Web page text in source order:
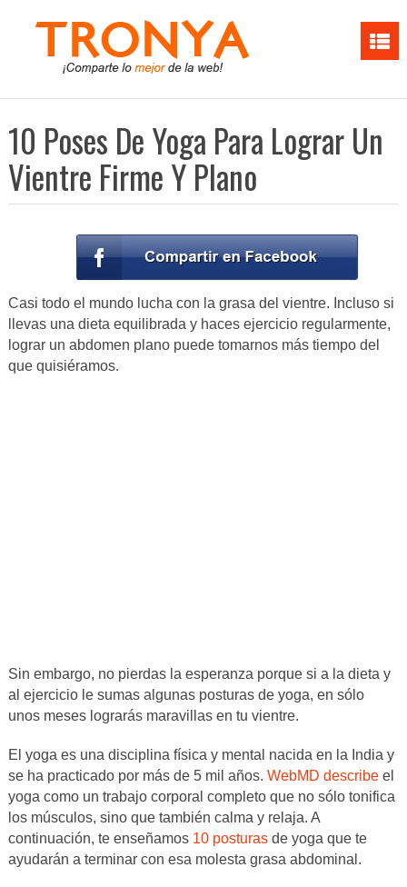
10 Poses De Yoga Para Lograr Un
Vientre Firme Y Plano
Casi todo el mundo lucha con la grasa del vientre. Incluso si
llevas una dieta equilibrada y haces ejercicio regularmente,
lograr un abdomen plano puede tomarnos más tiempo del
que quisiéramos.
Sin embargo, no pierdas la esperanza porque si a la dieta y
al ejercicio le sumas algunas posturas de yoga, en sólo
unos meses lograrás maravillas en tu vientre.
El yoga es una disciplina física y mental nacida en la India y
se ha practicado por más de 5 mil años. WebMD describeel
yoga como un trabajo corporal completo que no sólo tonifica
los músculos, sino que también calma y relaja. A
continuación, te enseñamos 10 posturasde yoga que te
ayudarán a terminar con esa molesta grasa abdominal.